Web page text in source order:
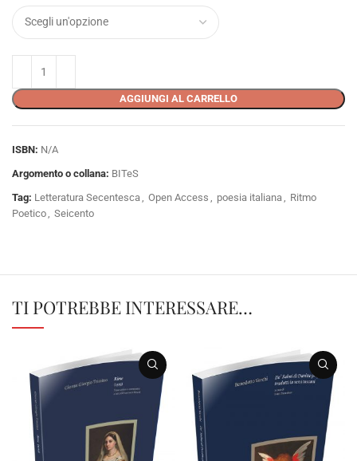
AGGIUNGI AL CARRELLO
ISBN: N/A
Argomento o collana: BITeS
Tag: Letteratura Secentesca Open Access poesia italiana
Ritmo
Poetico
Seicento
TI POTREBBE INTERESSARE…